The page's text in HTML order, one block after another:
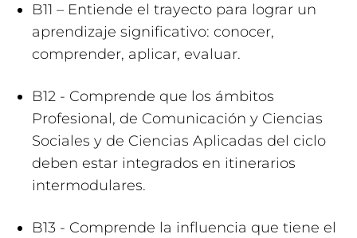
B11 – Entiende el trayecto para lograr un
aprendizaje significativo: conocer,
comprender, aplicar, evaluar.
B12 - Comprende que los ámbitos
Profesional, de Comunicación y Ciencias
Sociales y de Ciencias Aplicadas del ciclo
deben estar integrados en itinerarios
intermodulares.
B13 - Comprende la influencia que tiene el